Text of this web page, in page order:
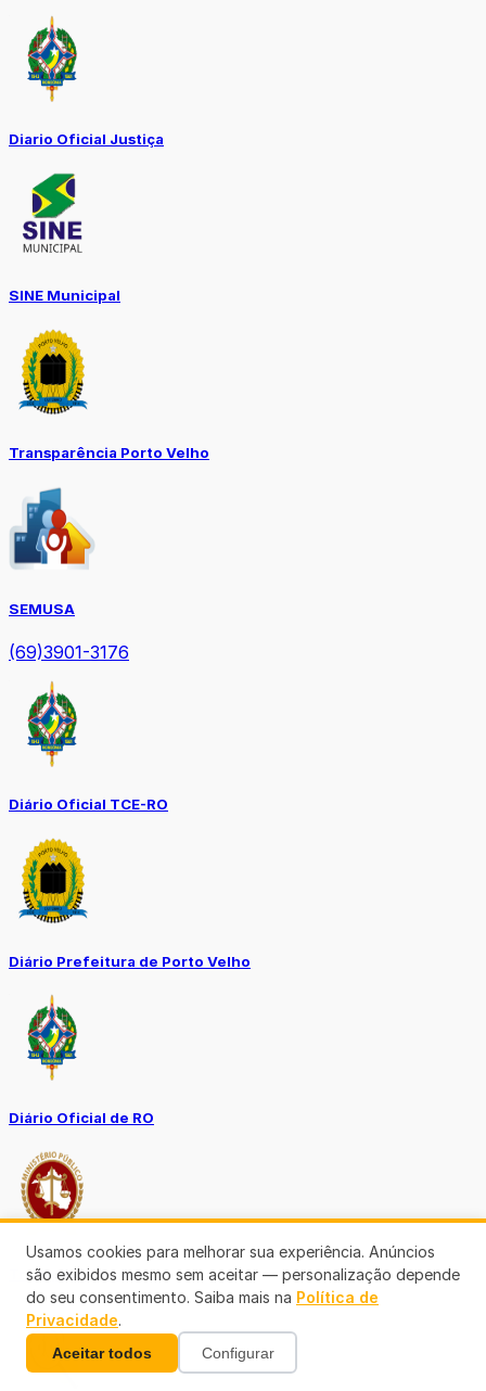
Diario Oficial Justiça
SINE Municipal
Transparência Porto Velho
SEMUSA
(69)3901-3176
Diário Oficial TCE-RO
Diário Prefeitura de Porto Velho
Diário Oficial de RO
Transparência RO
Usamos cookies para melhorar sua experiência. Anúncios
são exibidos mesmo sem aceitar — personalização depende
do seu consentimento. Saiba mais na Política de
Privacidade.
Aceitar todos Configurar